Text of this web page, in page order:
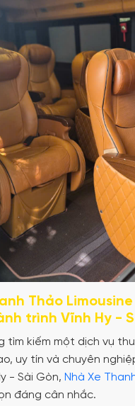
Thảo
trình Vĩnh Hy -
tìm kiếm một dịch vụ
uy tín và chuyên
- Sài Gòn, Nhà Xe
đáng cân nhắc.